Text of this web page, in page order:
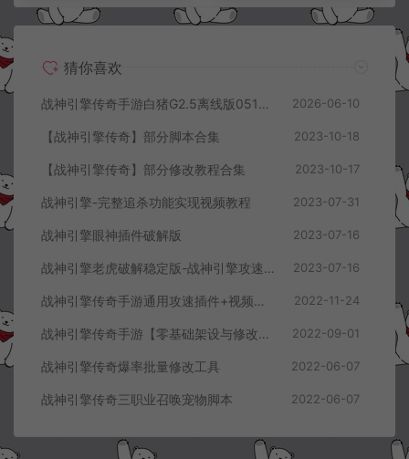
猜你喜欢
战神引擎传奇手游白猪G2.5离线版0513卡登录问题解决教程 2026-06-10
【战神引擎传奇】部分脚本合集 2023-10-18
【战神引擎传奇】部分修改教程合集 2023-10-17
战神引擎-完整追杀功能实现视频教程 2023-07-31
战神引擎眼神插件破解版 2023-07-16
战神引擎老虎破解稳定版-战神引擎攻速网关稳定版 2023-07-16
战神引擎传奇手游通用攻速插件+视频教程 2022-11-24
战神引擎传奇手游【零基础架设与修改全视频教程】 2022-09-01
战神引擎传奇爆率批量修改工具 2022-06-07
战神引擎传奇三职业召唤宠物脚本 2022-06-07